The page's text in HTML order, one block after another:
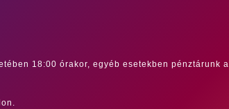
18:00 órakor, egyéb esetekben pénztárunk a